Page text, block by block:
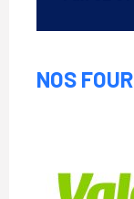
NOS